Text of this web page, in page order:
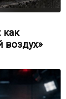
как
воздух»